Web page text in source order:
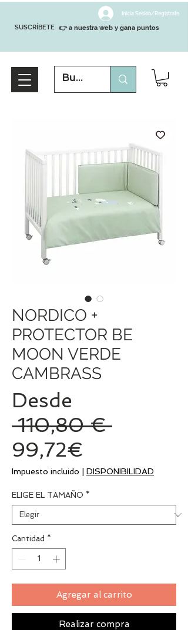
SUSCRÍBETE
Inicia Sesión/Regístrate
👉 a nuestra web y gana puntos
NORDICO +
PROTECTOR BE
MOON VERDE
CAMBRASS
Desde
110,80 € Precio
99,72€
de
oferta
Impuesto incluido DISPONIBILIDAD
ELIGE EL TAMAÑO *
Cantidad *
Agregar al carrito
Realizar compra